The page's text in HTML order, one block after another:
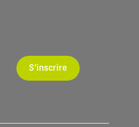
S'inscrire